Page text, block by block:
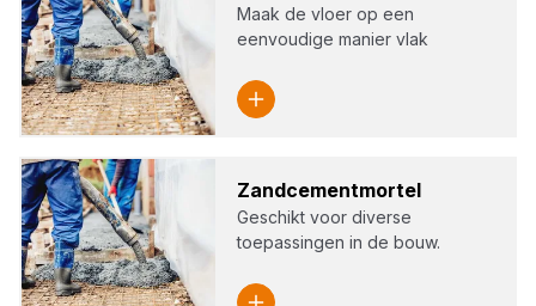
Maak de vloer op een
eenvoudige manier vlak
Zand­ce­ment­mor­tel
Geschikt voor diverse
toepassingen in de bouw.